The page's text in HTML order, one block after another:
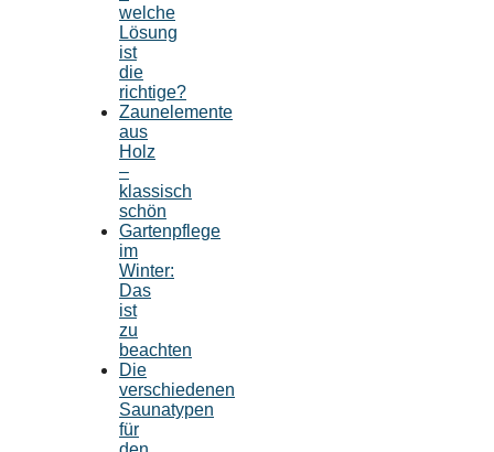
welche
Lösung
ist
die
richtige?
Zaunelemente
aus
Holz
–
klassisch
schön
Gartenpflege
im
Winter:
Das
ist
zu
beachten
Die
verschiedenen
Saunatypen
für